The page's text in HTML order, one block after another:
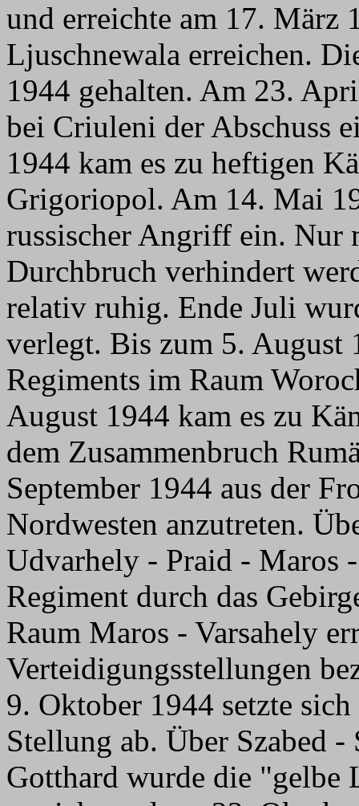
und erreichte am 17. März
Ljuschnewala erreichen.
1944 gehalten. Am 23.
bei Criuleni der Abschuss
1944 kam es zu heftigen
Grigoriopol. Am 14. Mai
russischer Angriff ein. Nur
Durchbruch verhindert
relativ ruhig. Ende Juli
verlegt. Bis zum 5. August
Regiments im Raum
August 1944 kam es zu
dem Zusammenbruch
September 1944 aus der
Nordwesten anzutreten.
Udvarhely - Praid - Maros
Regiment durch das
Raum Maros - Varsahely
Verteidigungsstellungen
9. Oktober 1944 setzte
Stellung ab. Über Szabed
Gotthard wurde die "gelbe